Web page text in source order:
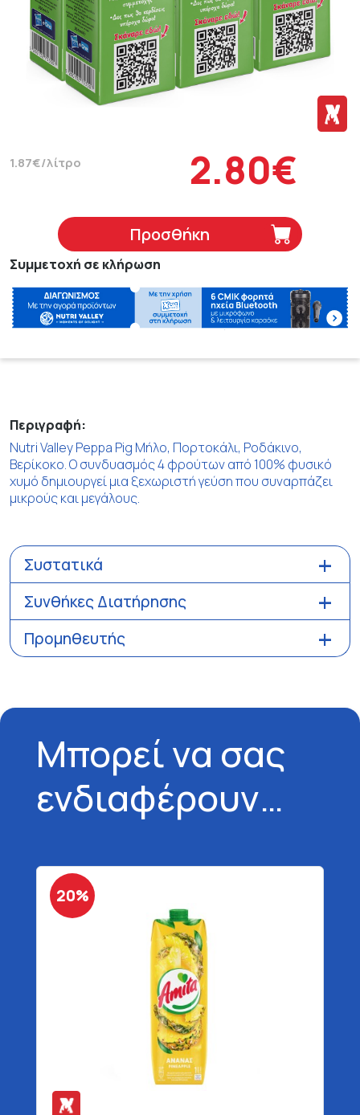
1.87€/λίτρο 2.80€
Προσθήκη
Συμμετοχή σε κλήρωση
Περιγραφή:
Nutri Valley Peppa Pig Μήλο, Πορτοκάλι, Ροδάκινο,
Βερίκοκο. Ο συνδυασμός 4 φρούτων από 100% φυσικό
χυμό δημιουργεί μια ξεχωριστή γεύση που συναρπάζει
μικρούς και μεγάλους.
Συστατικά
Συνθήκες Διατήρησης
Προμηθευτής
Μπορεί να σας
ενδιαφέρουν…
20%